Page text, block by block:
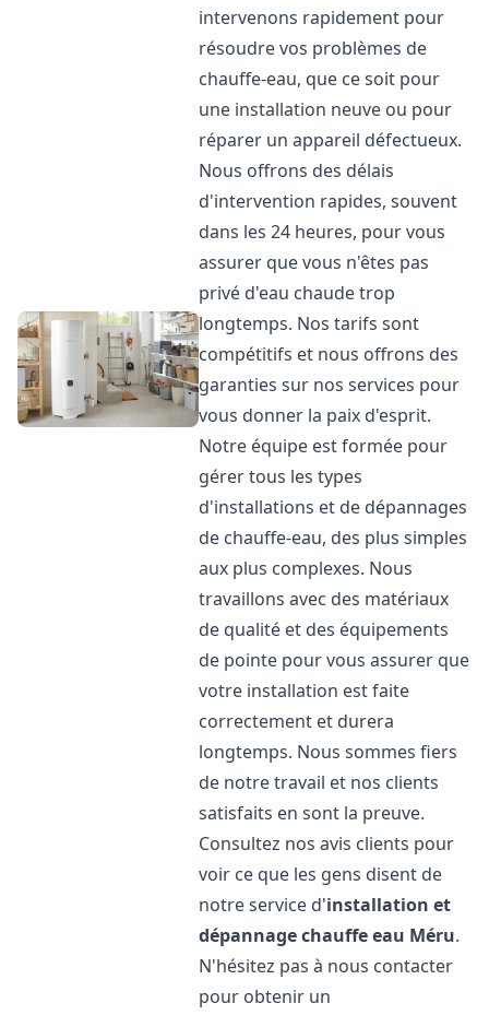
intervenons rapidement pour
résoudre vos problèmes de
chauffe-eau, que ce soit pour
une installation neuve ou pour
réparer un appareil défectueux.
Nous offrons des délais
d'intervention rapides, souvent
dans les 24 heures, pour vous
assurer que vous n'êtes pas
privé d'eau chaude trop
longtemps. Nos tarifs sont
compétitifs et nous offrons des
garanties sur nos services pour
vous donner la paix d'esprit.
Notre équipe est formée pour
gérer tous les types
d'installations et de dépannages
de chauffe-eau, des plus simples
aux plus complexes. Nous
travaillons avec des matériaux
de qualité et des équipements
de pointe pour vous assurer que
votre installation est faite
correctement et durera
longtemps. Nous sommes fiers
de notre travail et nos clients
satisfaits en sont la preuve.
Consultez nos avis clients pour
voir ce que les gens disent de
notre service d'installation et
dépannage chauffe eau Méru.
N'hésitez pas à nous contacter
pour obtenir un